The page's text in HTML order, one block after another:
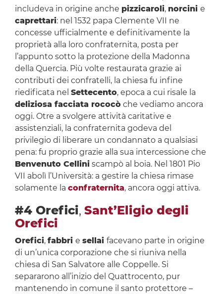
includeva in origine anche pizzicaroli, norcini e
caprettari: nel 1532 papa Clemente VII ne
concesse ufficialmente e definitivamente la
proprietà alla loro confraternita, posta per
l’appunto sotto la protezione della Madonna
della Quercia. Più volte restaurata grazie ai
contributi dei confratelli, la chiesa fu infine
riedificata nel Settecento, epoca a cui risale la
deliziosa facciata rococòche vediamo ancora
oggi. Otre a svolgere attività caritative e
assistenziali, la confraternita godeva del
privilegio di liberare un condannato a qualsiasi
pena: fu proprio grazie alla sua intercessione che
Benvenuto Celliniscampò al boia. Nel 1801 Pio
VII abolì l’Università: a gestire la chiesa rimase
solamente la confraternita, ancora oggi attiva.
#4 Orefici, Sant’Eligio degli
Orefici
Orefici, fabbri e sellai facevano parte in origine
di un’unica corporazione che si riuniva nella
chiesa di San Salvatore alle Coppelle. Si
separarono all’inizio del Quattrocento, pur
mantenendo in comune il santo protettore –